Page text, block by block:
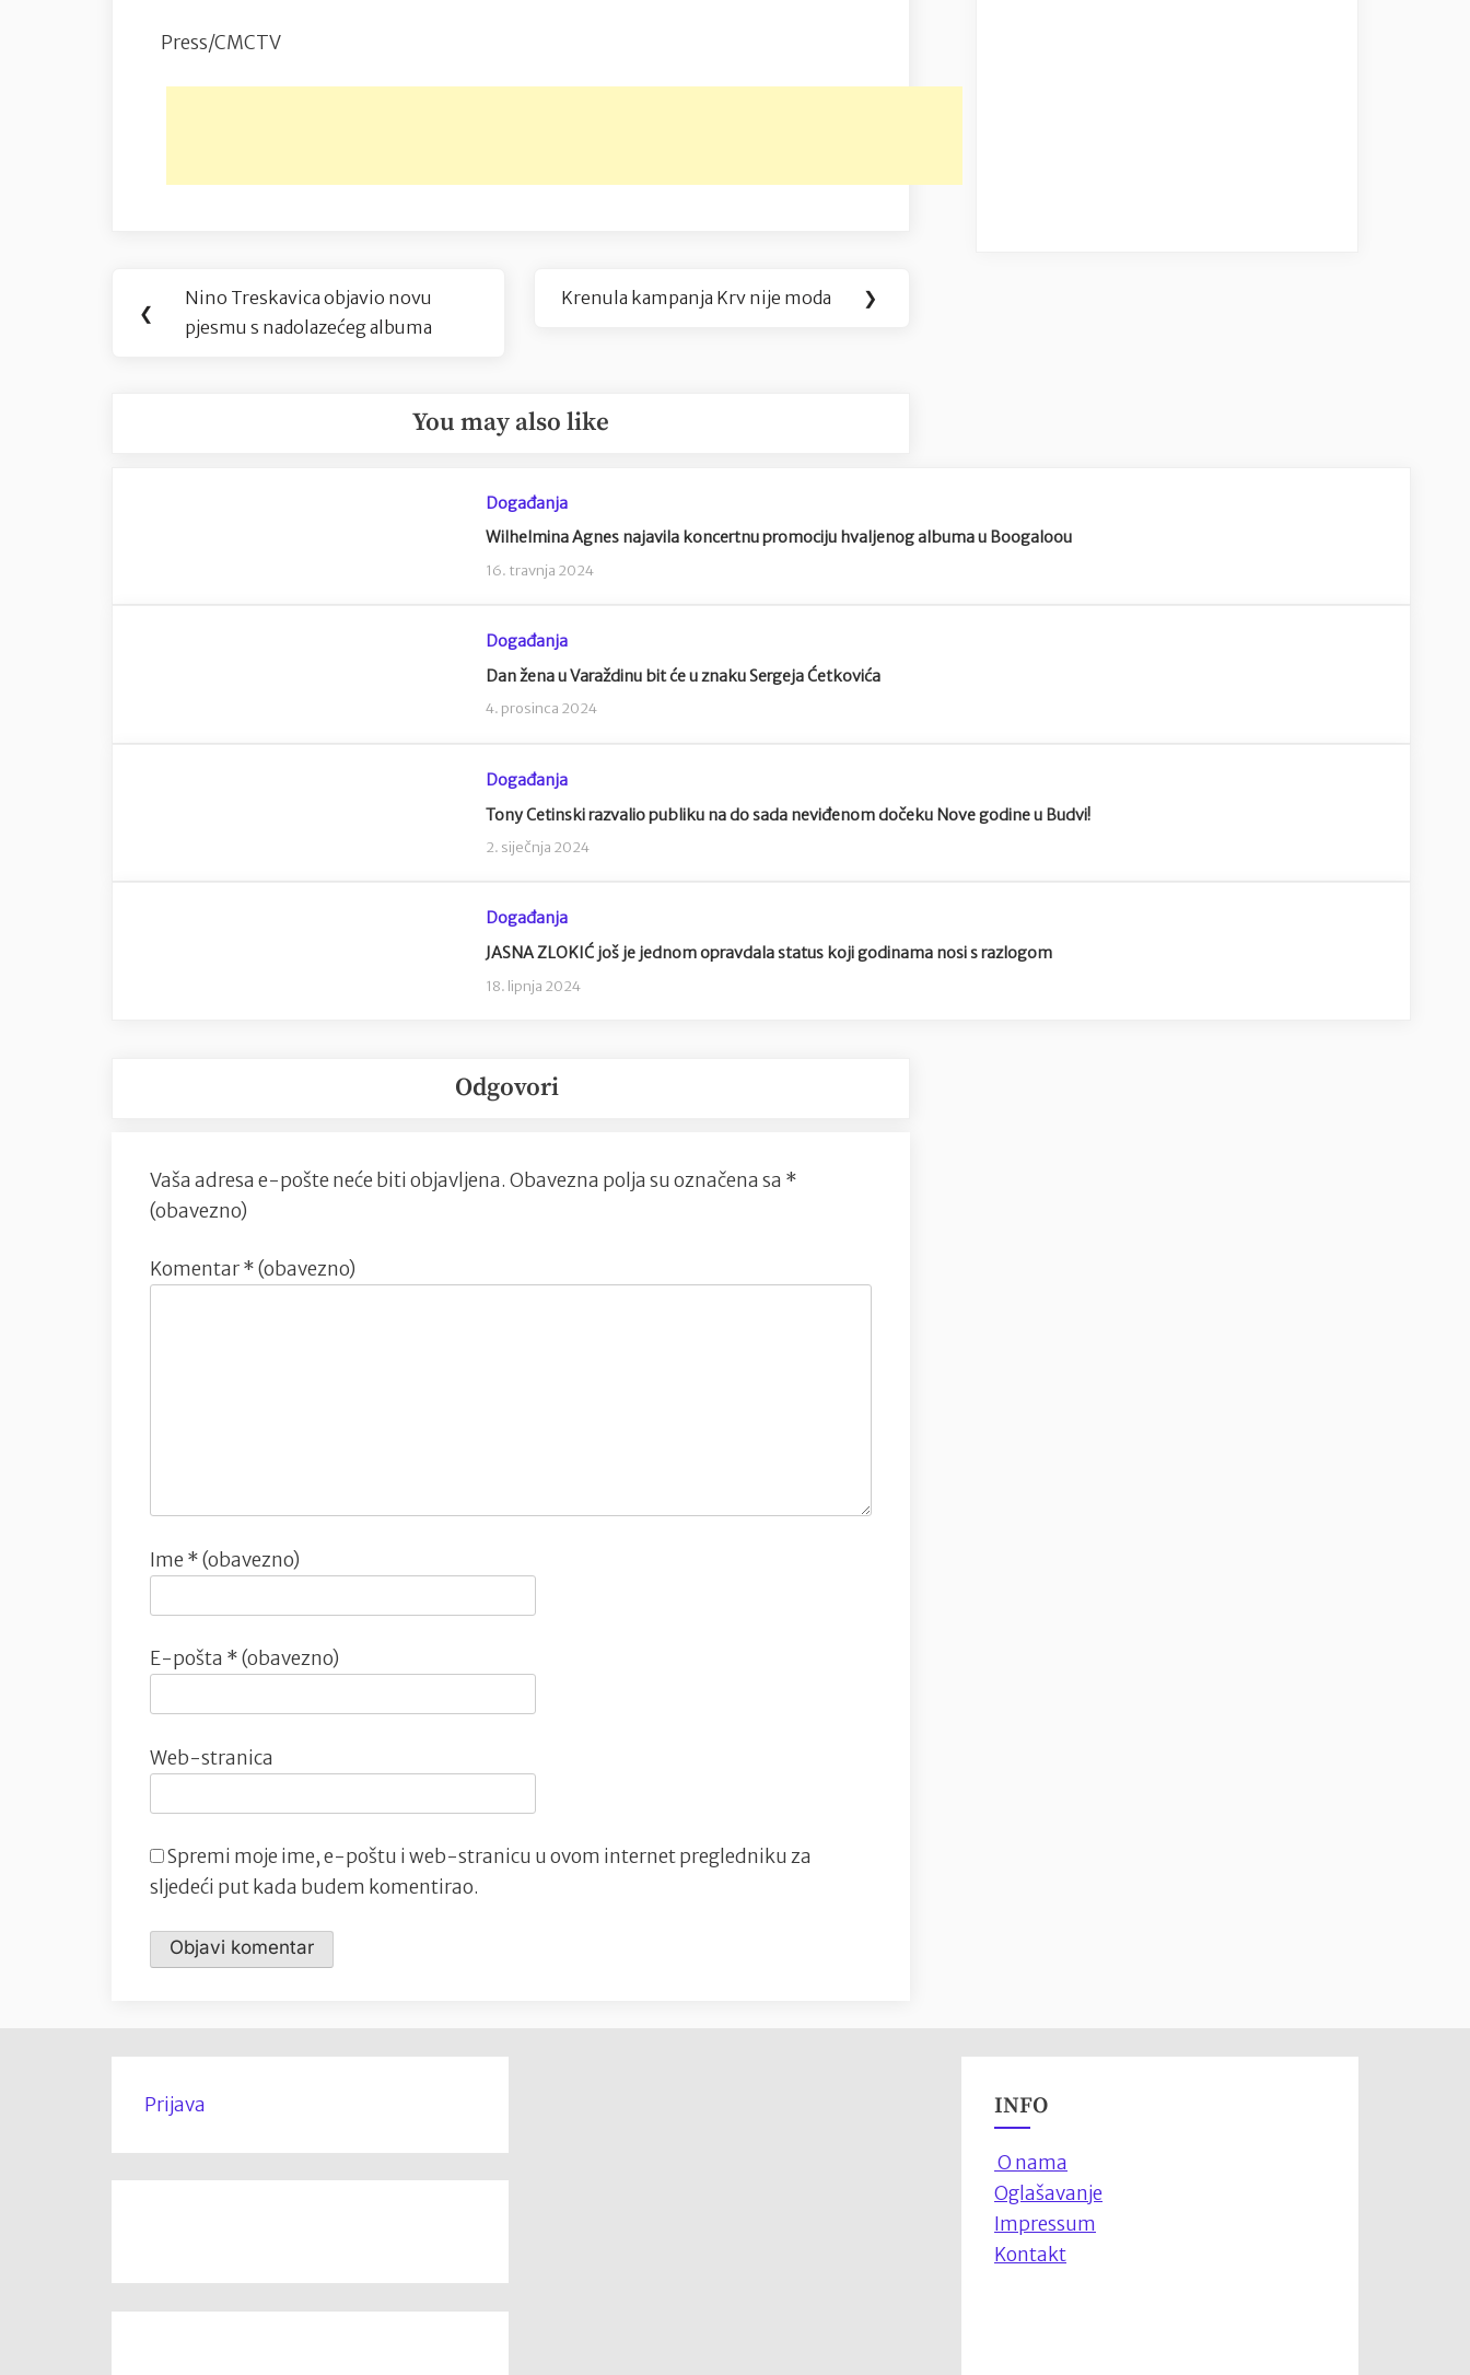
Press/CMCTV
Navigacija
objava
❮
Previous
Post:
Nino Treskavica objavio novu
pjesmu s nadolazećeg albuma
Next
Krenula kampanja Krv nije moda ❯
You may also like
Događanja
Wilhelmina Agnes najavila koncertnu promociju hvaljenog albuma u Boogaloou
16. travnja 2024
Događanja
Dan žena u Varaždinu bit će u znaku Sergeja Ćetkovića
4. prosinca 2024
Događanja
Tony Cetinski razvalio publiku na do sada neviđenom dočeku Nove godine u Budvi!
2. siječnja 2024
Događanja
JASNA ZLOKIĆ još je jednom opravdala status koji godinama nosi s razlogom
18. lipnja 2024
Odgovori
Vaša adresa e-pošte neće biti objavljena. Obavezna polja su označena sa *
(obavezno)
Komentar* (obavezno)
Ime * (obavezno)
E-pošta * (obavezno)
Web-stranica
Spremi moje ime, e-poštu i web-stranicu u ovom internet pregledniku za
sljedeći put kada budem komentirao.
Prijava INFO
O nama
Oglašavanje
Impressum
Kontakt